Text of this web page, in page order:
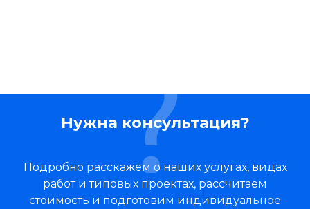
Нужна консультация?
Подробно расскажем о наших услугах, видах
работ и типовых проектах, рассчитаем
стоимость и подготовим индивидуальное